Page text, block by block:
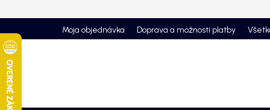
na
obsah
Moja objednávka Doprava a možnosti platby